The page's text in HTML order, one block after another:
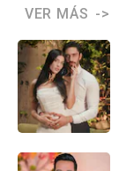
VER MÁS